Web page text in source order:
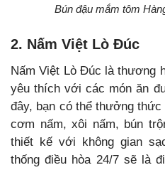
Bún đậu mắm tôm
2. Nấm Việt Lò Đúc
Nấm Việt Lò Đúc là thương
yêu thích với các món ăn
đây, bạn có thể thưởng
cơm nấm, xôi nấm, bún
thiết kế với không gian
thống điều hòa 24/7 sẽ là